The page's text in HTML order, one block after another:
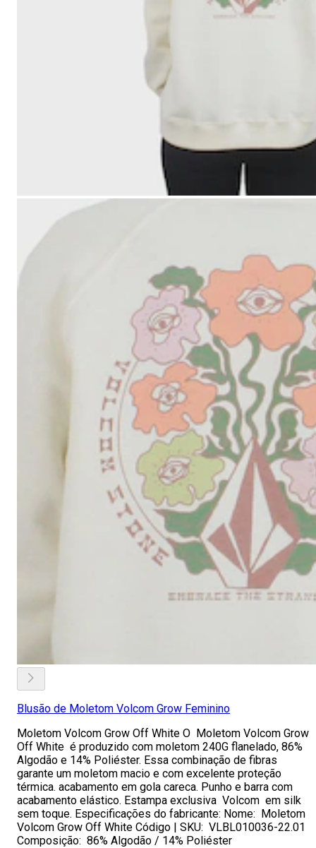
Blusão de Moletom Volcom Grow Feminino
Moletom Volcom Grow Off White O Moletom Volcom Grow
Off White é produzido com moletom 240G flanelado, 86%
Algodão e 14% Poliéster. Essa combinação de fibras
garante um moletom macio e com excelente proteção
térmica. acabamento em gola careca. Punho e barra com
acabamento elástico. Estampa exclusiva Volcom em silk
sem toque. Especificações do fabricante: Nome: Moletom
Volcom Grow Off White Código | SKU: VLBL010036-22.01
Composição: 86% Algodão / 14% Poliéster